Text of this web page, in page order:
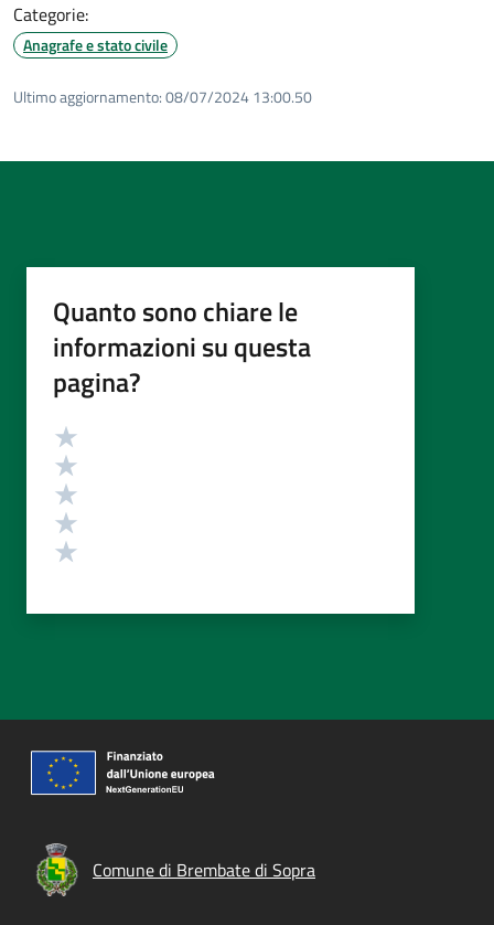
Categorie:
Anagrafe e stato civile
Ultimo aggiornamento:08/07/2024 13:00.50
Quanto sono chiare le
informazioni su questa
pagina?
Valutazione
Comune di Brembate di Sopra